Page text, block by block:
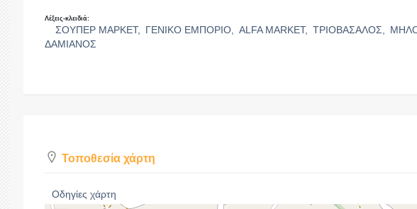
Λέξεις-κλειδιά:
ΣΟΥΠΕΡ ΜΑΡΚΕΤ, ΓΕΝΙΚΟ ΕΜΠΟΡΙΟ, ALFA MARKET, ΤΡΙΟΒΑΣΑΛΟΣ,
ΔΑΜΙΑΝΟΣ
Τοποθεσία χάρτη
Οδηγίες χάρτη